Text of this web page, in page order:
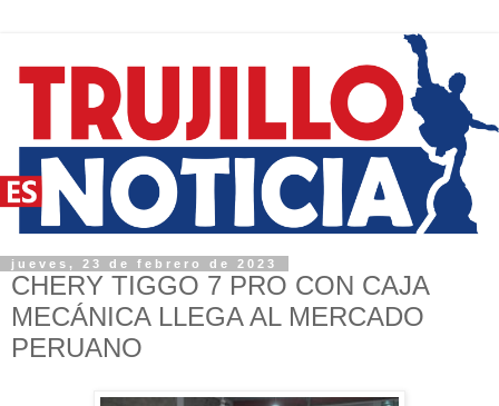
jueves, 23 de febrero de 2023
CHERY TIGGO 7 PRO CON CAJA
MECÁNICA LLEGA AL MERCADO
PERUANO